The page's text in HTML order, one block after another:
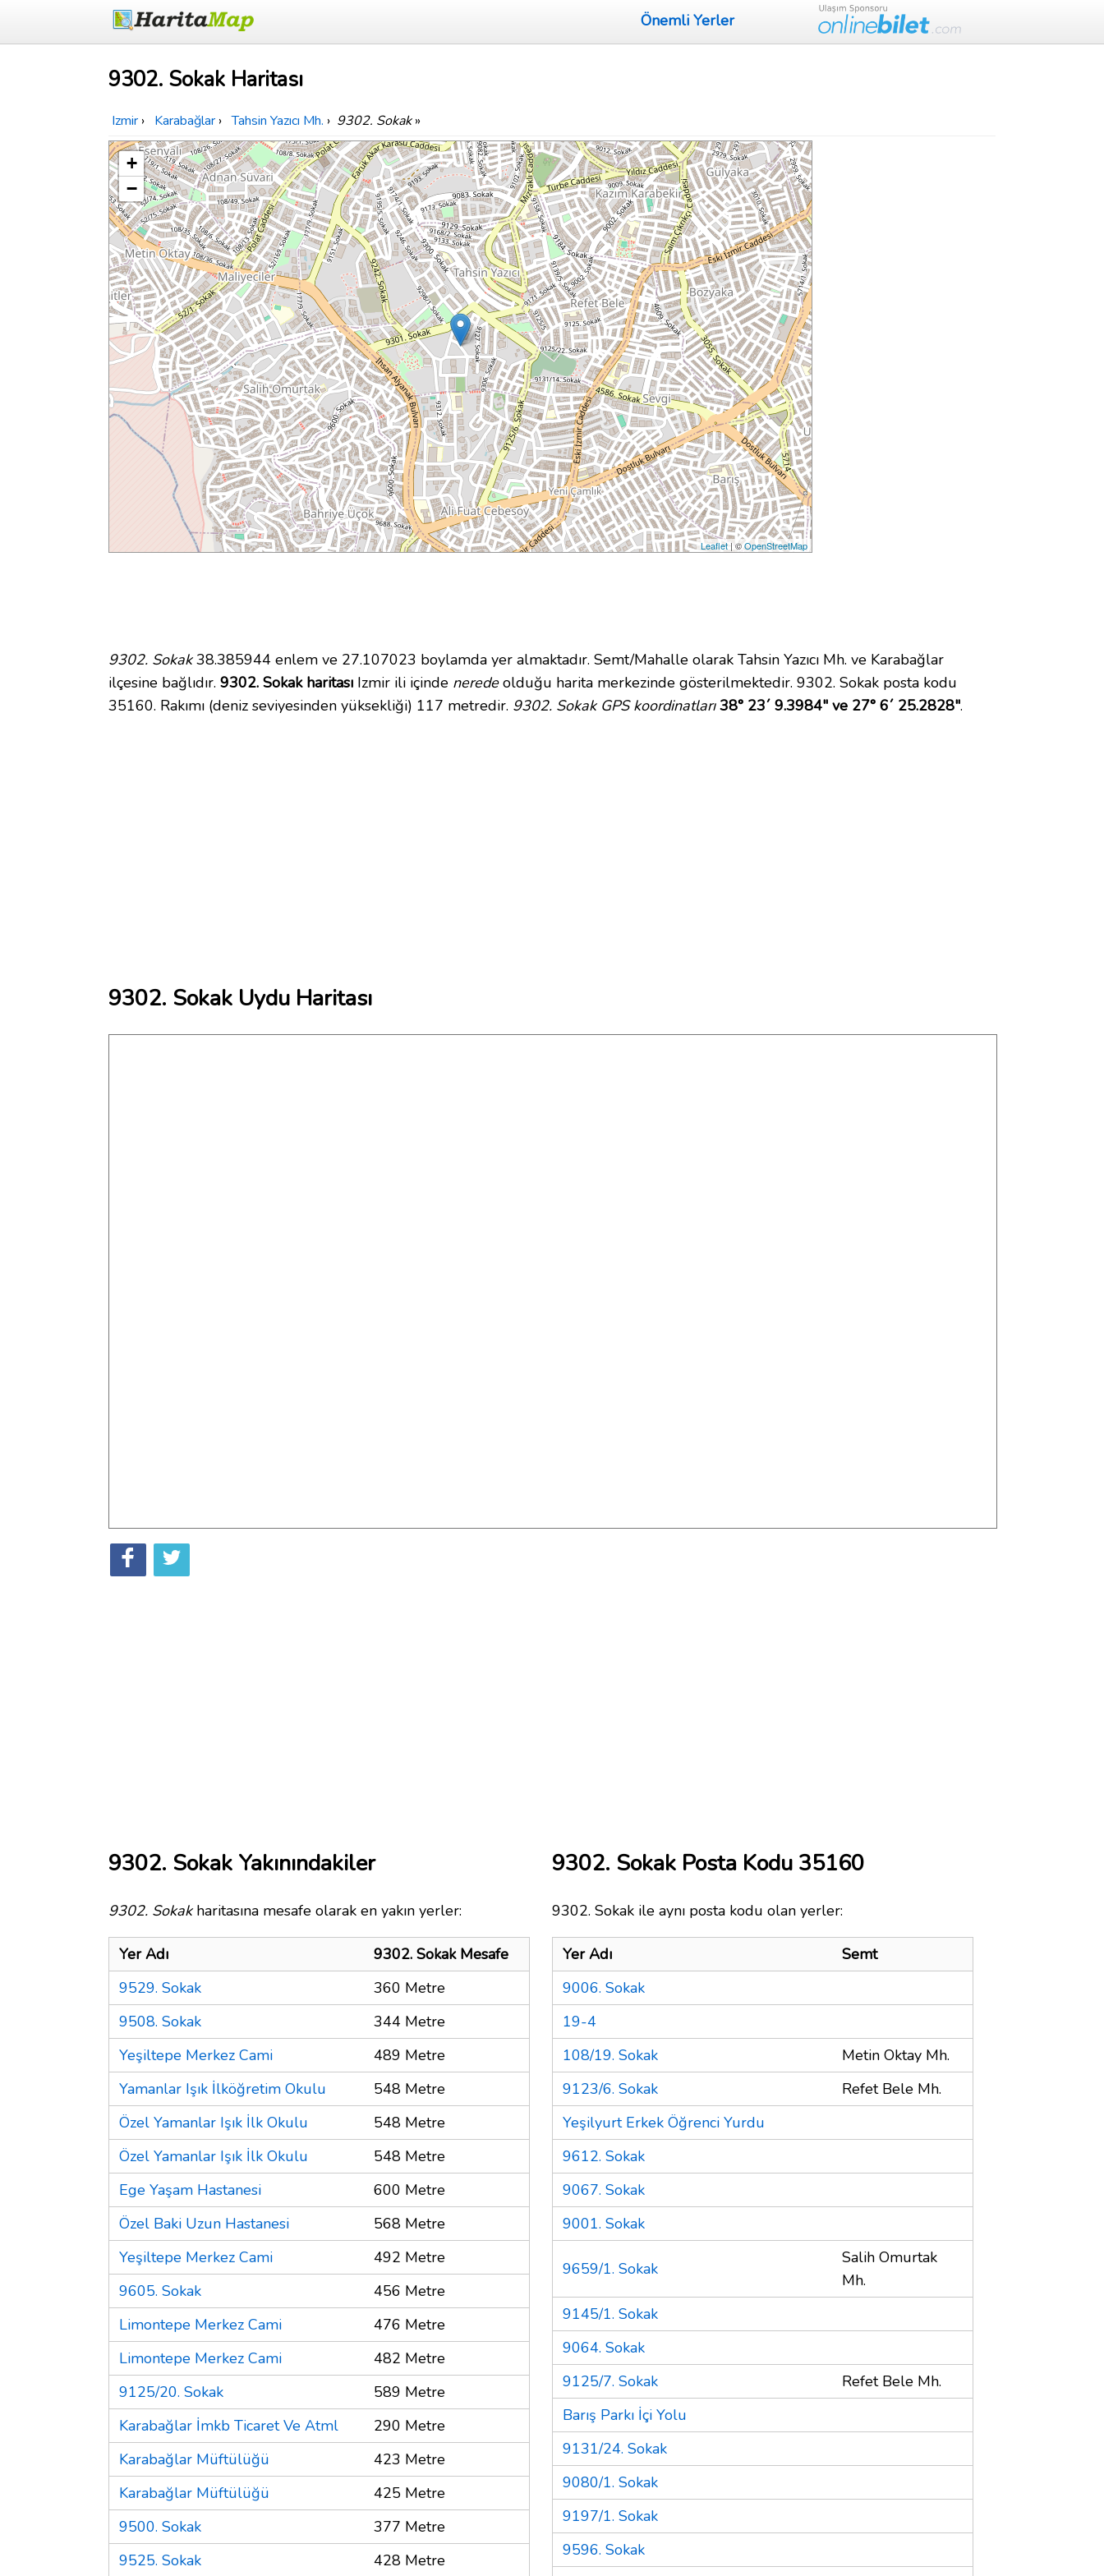
Önemli Yerler
9302. Sokak Haritası
Izmir › Karabağlar › Tahsin Yazıcı Mh. › 9302. Sokak»
+
−
Leaflet| ©OpenStreetMap
9302. Sokak38.385944 enlem ve 27.107023 boylamda yer almaktadır. Semt/Mahalle olarak Tahsin Yazıcı Mh. ve Karabağlar
ilçesine bağlıdır. 9302. Sokak haritası Izmir ili içinde neredeolduğu harita merkezinde gösterilmektedir. 9302. Sokak posta kodu
35160. Rakımı (deniz seviyesinden yüksekliği) 117 metredir. 9302. Sokak GPS koordinatları 38° 23´ 9.3984" ve 27° 6´ 25.2828".
9302. Sokak Uydu Haritası
9302. Sokak Yakınındakiler
9302. Sokakharitasına mesafe olarak en yakın yerler:
Yer Adı
9302. Sokak Mesafe
9529. Sokak
360 Metre
9508. Sokak
344 Metre
Yeşiltepe Merkez Cami
489 Metre
Yamanlar Işık İlköğretim Okulu
548 Metre
Özel Yamanlar Işık İlk Okulu
548 Metre
Özel Yamanlar Işık İlk Okulu
548 Metre
Ege Yaşam Hastanesi
600 Metre
Özel Baki Uzun Hastanesi
568 Metre
Yeşiltepe Merkez Cami
492 Metre
9605. Sokak
456 Metre
Limontepe Merkez Cami
476 Metre
Limontepe Merkez Cami
482 Metre
9125/20. Sokak
589 Metre
Karabağlar İmkb Ticaret Ve Atml
290 Metre
Karabağlar Müftülüğü
423 Metre
Karabağlar Müftülüğü
425 Metre
9500. Sokak
377 Metre
9525. Sokak
428 Metre
9302. Sokak Posta Kodu 35160
9302. Sokak ile aynı posta kodu olan yerler:
Yer Adı
Semt
9006. Sokak
19-4
108/19. Sokak
Metin Oktay Mh.
9123/6. Sokak
Refet Bele Mh.
Yeşilyurt Erkek Öğrenci Yurdu
9612. Sokak
9067. Sokak
9001. Sokak
9659/1. Sokak
Salih Omurtak
Mh.
9145/1. Sokak
9064. Sokak
9125/7. Sokak
Refet Bele Mh.
Barış Parkı İçi Yolu
9131/24. Sokak
9080/1. Sokak
9197/1. Sokak
9596. Sokak